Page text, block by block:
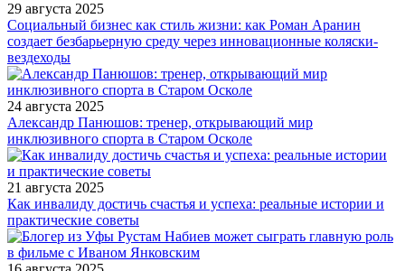
29 августа 2025
Социальный бизнес как стиль жизни: как Роман Аранин
создает безбарьерную среду через инновационные коляски-
вездеходы
24 августа 2025
Александр Панюшов: тренер, открывающий мир
инклюзивного спорта в Старом Осколе
21 августа 2025
Как инвалиду достичь счастья и успеха: реальные истории и
практические советы